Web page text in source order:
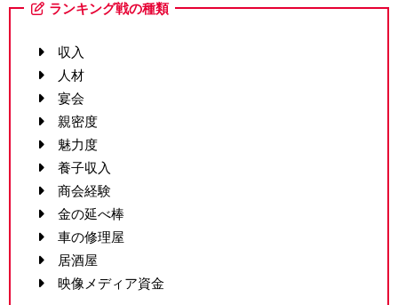
ランキング戦の種類
収入
人材
宴会
親密度
魅力度
養子収入
商会経験
金の延べ棒
車の修理屋
居酒屋
映像メディア資金